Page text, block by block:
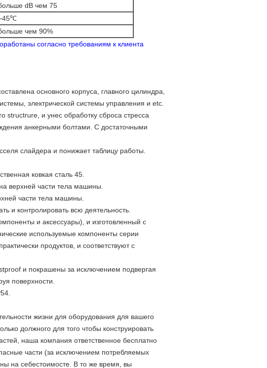
dB чем 75
чем 90%
согласно требованиям к клиента
основного корпуса, главного цилиндра,
электрической системы управления и etc.
structrure, и унес обработку сброса стресса
анкерными болтами. С достаточными
слайдера и понижает таблицу работы.
ковкая сталь 45.
верхней части тела машины.
части тела машины.
и контролировать всю деятельность.
и аксессуары), и изготовленный с
используемые компоненты серии
продуктов, и соответствуют с
и покрашены за исключением подвергая
поверхности.
жизни для оборудования для вашего
должного для того чтобы конструировать
наша компания ответственное бесплатно
части (за исключением потребляемых
на себестоимосте. В то же время, вы